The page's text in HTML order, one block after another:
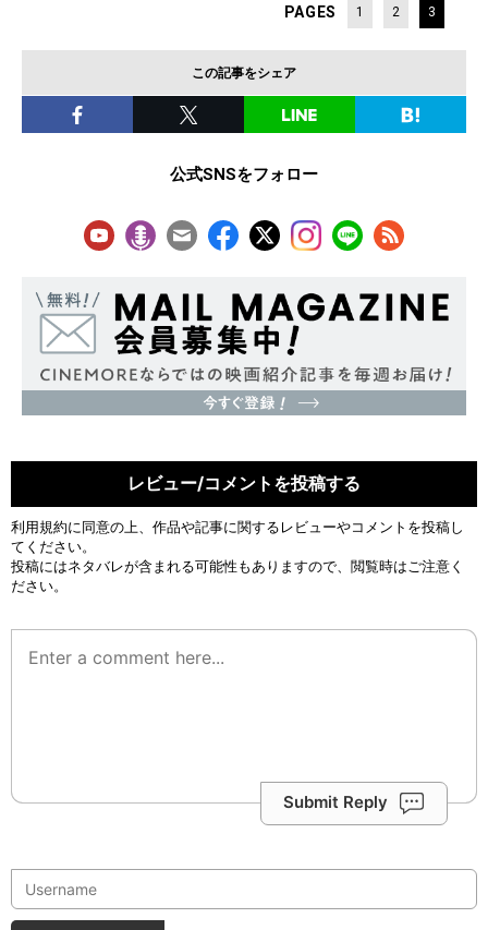
PAGES 1 2 3
この記事をシェア
公式SNSをフォロー
レビュー/コメントを投稿する
利用規約に同意の上、作品や記事に関するレビューやコメントを投稿し
てください。
投稿にはネタバレが含まれる可能性もありますので、閲覧時はご注意く
ださい。
Submit Reply